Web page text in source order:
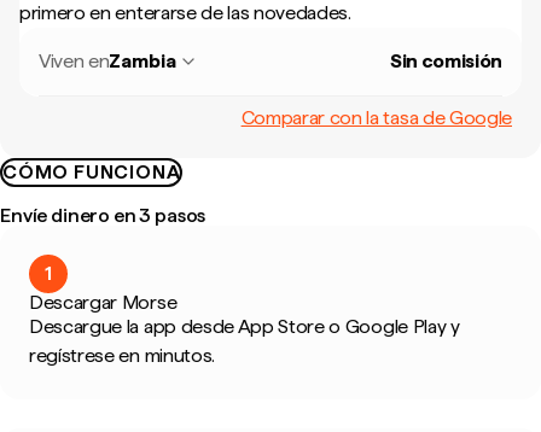
primero en enterarse de las novedades.
Viven enZambia Sin comisión
Comparar con la tasa de Google
CÓMO FUNCIONA
Envíe dinero en 3 pasos
1
Descargar Morse
Descargue la app desde App Store o Google Play y
regístrese en minutos.